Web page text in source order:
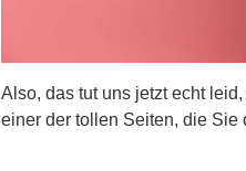
Also, das tut uns jetzt echt
einer der tollen Seiten, die Sie